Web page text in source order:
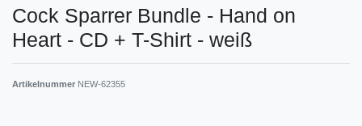
Cock Sparrer Bundle - Hand on
Heart - CD + T-Shirt - weiß
Artikelnummer NEW-62355